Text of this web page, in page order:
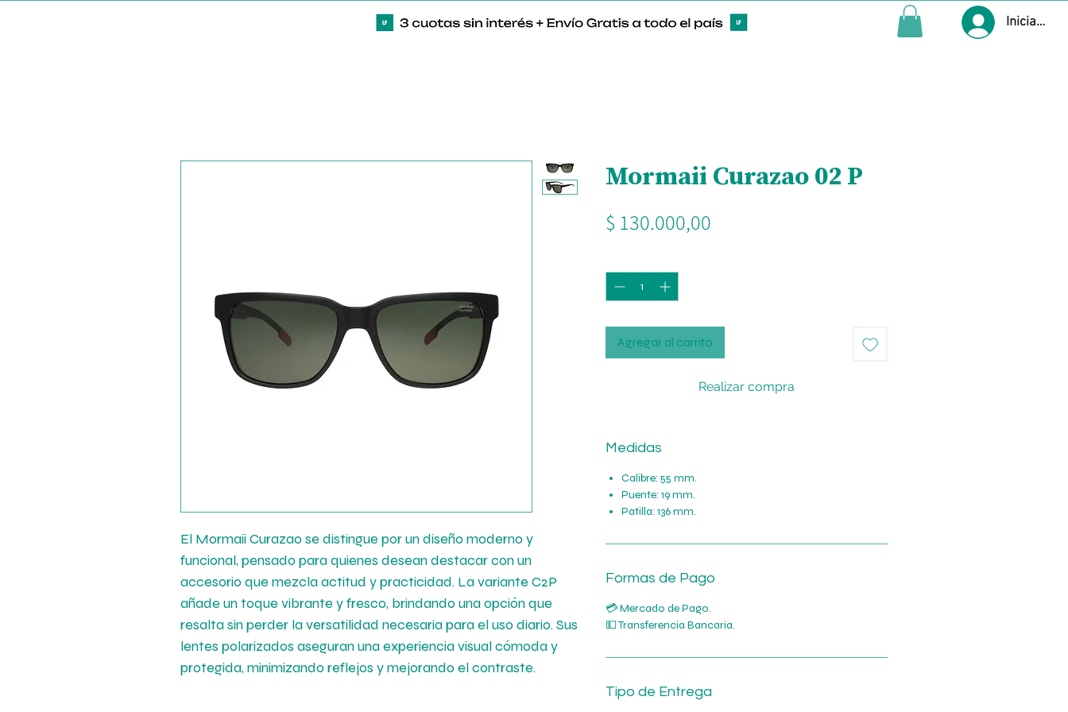
Iniciar
El Mormaii Curazao se distingue por un diseño moderno y
funcional, pensado para quienes desean destacar con un
accesorio que mezcla actitud y practicidad. La variante C2P
añade un toque vibrante y fresco, brindando una opción que
resalta sin perder la versatilidad necesaria para el uso diario. Sus
lentes polarizados aseguran una experiencia visual cómoda y
protegida, minimizando reflejos y mejorando el contraste.
Mormaii Curazao 02 P
$ 130.000,00
Agregar al carrito
Realizar compra
Medidas
Calibre: 55 mm.
Puente: 19 mm.
Patilla: 136 mm.
Formas de Pago
💳 Mercado de Pago.
💵 Transferencia Bancaria.
Tipo de Entrega